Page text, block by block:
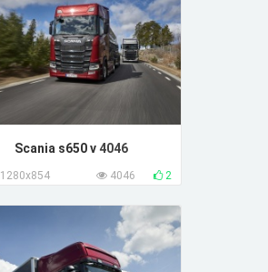
Scania s650 v 4046
1280x854 2
4046